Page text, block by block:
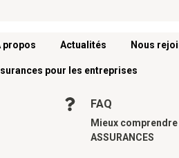
propos Actualités Nous
pour les entreprises
FAQ
Mieux comprendre
ASSURANCES